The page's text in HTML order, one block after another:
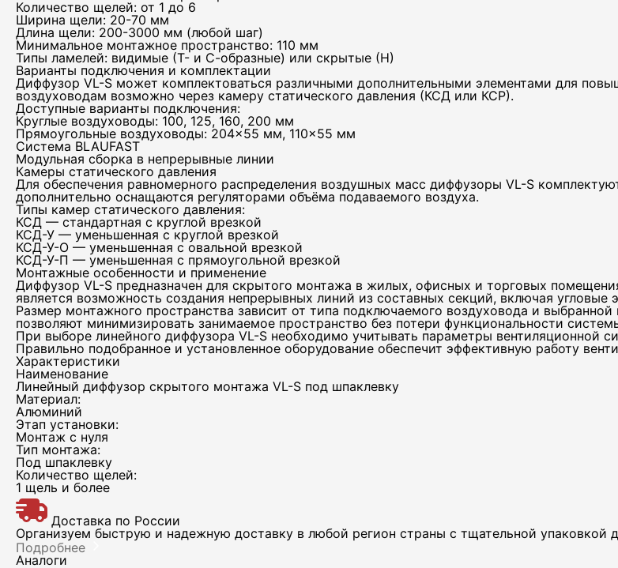
Количество щелей: от 1 до 6
Ширина щели: 20-70 мм
Длина щели: 200-3000 мм (любой шаг)
Минимальное монтажное пространство: 110 мм
Типы ламелей: видимые (Т- и С-образные) или скрытые (Н)
Варианты подключения и комплектации
Диффузор VL-S может комплектоваться различными дополнительными элементами для
воздуховодам возможно через камеру статического давления (КСД или КСР).
Доступные варианты подключения:
Круглые воздуховоды: 100, 125, 160, 200 мм
Прямоугольные воздуховоды: 204×55 мм, 110×55 мм
Система BLAUFAST
Модульная сборка в непрерывные линии
Камеры статического давления
Для обеспечения равномерного распределения воздушных масс диффузоры VL-S
дополнительно оснащаются регуляторами объёма подаваемого воздуха.
Типы камер статического давления:
КСД — стандартная с круглой врезкой
КСД-У — уменьшенная с круглой врезкой
КСД-У-О — уменьшенная с овальной врезкой
КСД-У-П — уменьшенная с прямоугольной врезкой
Монтажные особенности и применение
Диффузор VL-S предназначен для скрытого монтажа в жилых, офисных и торговых
является возможность создания непрерывных линий из составных секций, включая угловые
Размер монтажного пространства зависит от типа подключаемого воздуховода и
позволяют минимизировать занимаемое пространство без потери функциональности
При выборе линейного диффузора VL-S необходимо учитывать параметры вентиляционной
Правильно подобранное и установленное оборудование обеспечит эффективную работу
Характеристики
Наименование
Линейный диффузор скрытого монтажа VL-S под шпаклевку
Материал:
Алюминий
Этап установки:
Монтаж с нуля
Тип монтажа:
Под шпаклевку
Количество щелей:
1 щель и более
Доставка по России
Организуем быструю и надежную доставку в любой регион страны с тщательной упаковкой
Подробнее
Аналоги
Электроная почта
Даю согласие на обработку